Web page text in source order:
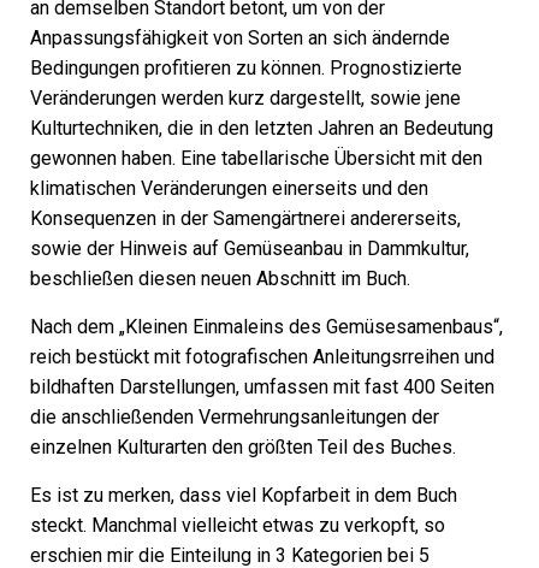
an demselben Standort betont, um von der
Anpassungsfähigkeit von Sorten an sich ändernde
Bedingungen profitieren zu können. Prognostizierte
Veränderungen werden kurz dargestellt, sowie jene
Kulturtechniken, die in den letzten Jahren an Bedeutung
gewonnen haben. Eine tabellarische Übersicht mit den
klimatischen Veränderungen einerseits und den
Konsequenzen in der Samengärtnerei andererseits,
sowie der Hinweis auf Gemüseanbau in Dammkultur,
beschließen diesen neuen Abschnitt im Buch.
Nach dem „Kleinen Einmaleins des Gemüsesamenbaus“,
reich bestückt mit fotografischen Anleitungsrreihen und
bildhaften Darstellungen, umfassen mit fast 400 Seiten
die anschließenden Vermehrungsanleitungen der
einzelnen Kulturarten den größten Teil des Buches.
Es ist zu merken, dass viel Kopfarbeit in dem Buch
steckt. Manchmal vielleicht etwas zu verkopft, so
erschien mir die Einteilung in 3 Kategorien bei 5